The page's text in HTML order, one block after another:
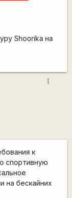
Shoorika на
more_vert
к
спортивную
на бескайних